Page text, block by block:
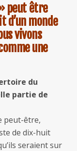
peut être
d’un monde
vivons
une
du
partie de
peut-être,
de dix-huit
seraient sur